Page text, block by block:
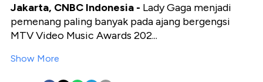
Jakarta, CNBC Indonesia - Lady Gaga menjadi
pemenang paling banyak pada ajang bergengsi
MTV Video Music Awards 202...
Show More